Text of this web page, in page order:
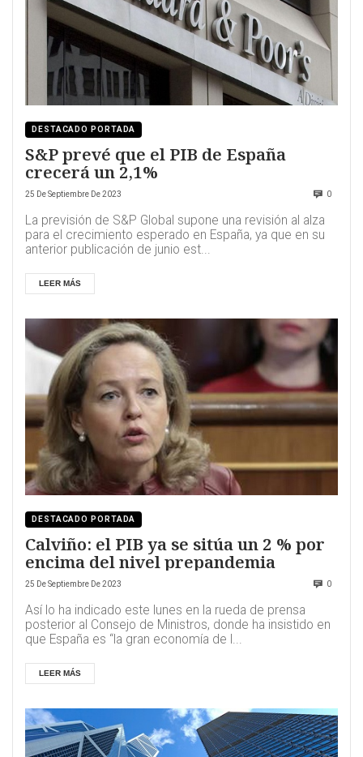
DESTACADO PORTADA
S&P prevé que el PIB de España
crecerá un 2,1%
25 De Septiembre De 2023 0
La previsión de S&P Global supone una revisión al alza
para el crecimiento esperado en España, ya que en su
anterior publicación de junio est...
LEER MÁS
DESTACADO PORTADA
Calviño: el PIB ya se sitúa un 2 % por
encima del nivel prepandemia
25 De Septiembre De 2023 0
Así lo ha indicado este lunes en la rueda de prensa
posterior al Consejo de Ministros, donde ha insistido en
que España es “la gran economía de l...
LEER MÁS